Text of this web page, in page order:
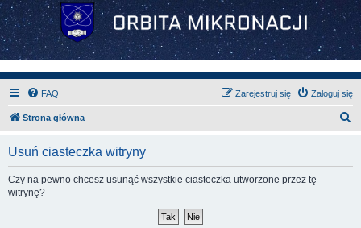
FAQ Zaloguj się
Zarejestruj się
Strona główna
Usuń ciasteczka witryny
Czy na pewno chcesz usunąć wszystkie ciasteczka utworzone przez tę
witrynę?